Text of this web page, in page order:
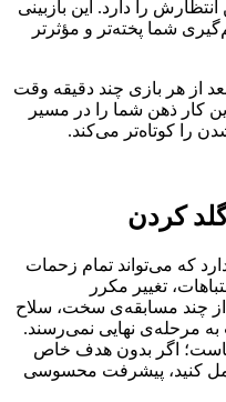
را دارد. این بازبینی
شما پخته‌تر و مؤثرتر
از هر بازی چند دقیقه وقت
کار ذهن شما را در مسیر
را کوتاه‌تر می‌کند.
کردن
که می‌تواند تمام زحمات
تغییر مکرر
چند مسابقه‌ی سخت، سلاح
مرحله‌ی نهایی نمی‌رسند.
اگر بدون هدف خاص
کنید، پیشرفت محسوسی